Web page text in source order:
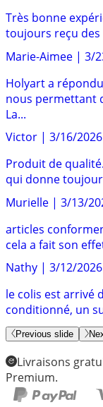
Très bonne
toujours reçu des
Marie-Aimee | 3/
Holyart a
nous permettant
La...
Victor | 3/16/2026
Produit de
qui donne
Murielle | 3/13/
articles
cela a fait son
Nathy | 3/12/2026
le colis est arrivé
conditionné, un
Previous slide
Livraisons
Premium.